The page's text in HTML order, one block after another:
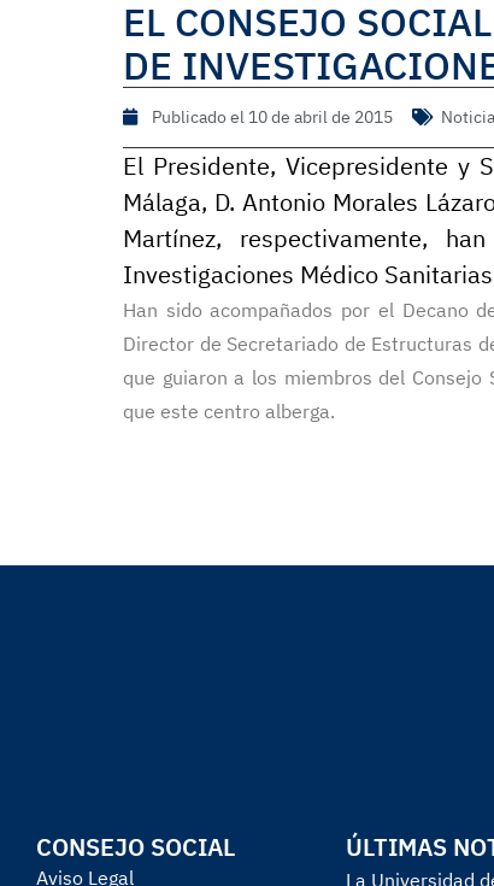
EL CONSEJO
DE
Publicado el 10 de abril de 2015
El Presidente, Vicepresidente y
Málaga, D. Antonio Morales
Martínez, respectivamente,
Investigaciones Médico
Han sido acompañados por el Decano
Director de Secretariado de Estructuras
que guiaron a los miembros del
que este centro alberga.
CONSEJO SOCIAL
Aviso Legal
ÚLTIMAS
La Universidad